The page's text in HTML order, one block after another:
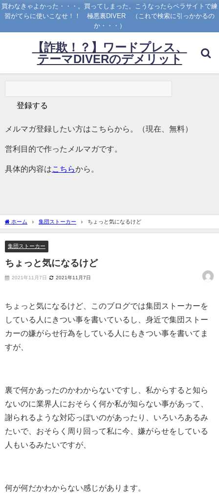
買わなきゃよかった・・・。買ってしまった。こうなったらペラサイトで練
習がてらに使いこなせ！！ 極悪裏DIVER （これで検索に引っかかるの
か・・・）
【詐欺！？】ワードプレス、
テーマDIVERのデメリット
メルマガ登録したい方はこちらから。（現在、無料）
営利目的で作ったメルマガです。
具体的内容は こちらから。
ホーム 集団ストーカー ちょっと気になるけど
集団ストーカー
ちょっと気になるけど
2021年11月7日 2021年11月7日
ちょっと気になるけど、このブログでは集団ストーカーを
している人にきつい事を書いているし、身近で集団ストー
カーの嫌がらせ行為をしている人にもきつい事を書いてま
すが、
裏で何かあったのかわからないですし、私からすると知ら
ないのに業界人におそらく何か私が知らない事があって、
謝られるような対応っぽいのがあったり、いろいろあるみ
たいで、おそらく周り回って私に今、嫌がらせをしている
人もいるみたいですが、
何が何だかわからない感じがあります。